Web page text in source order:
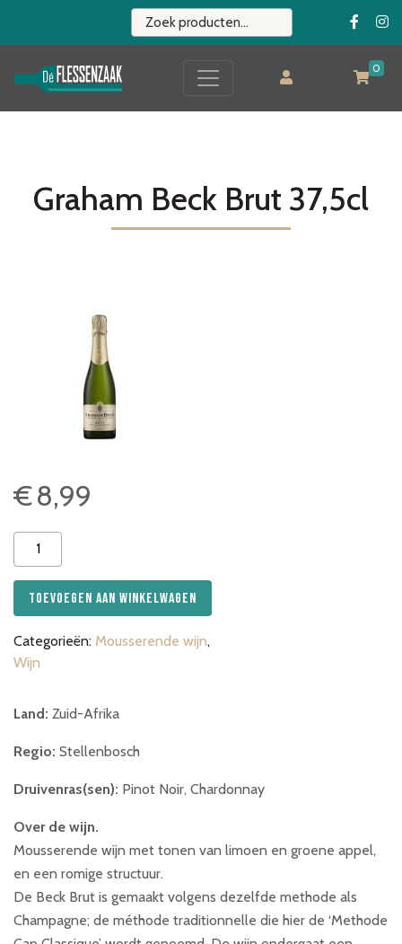
0
Graham Beck Brut 37,5cl
€8,99
Graham
Beck
Brut
37,5cl
Toevoegen aan winkelwagen
Categorieën: Mousserende wijn,
Wijn
Land: Zuid-Afrika
Regio: Stellenbosch
Druivenras(sen): Pinot Noir, Chardonnay
Over de wijn.
Mousserende wijn met tonen van limoen en groene appel,
en een romige structuur.
De Beck Brut is gemaakt volgens dezelfde methode als
Champagne; de méthode traditionnelle die hier de ‘Methode